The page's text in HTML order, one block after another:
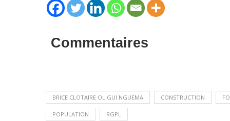
Commentaires
BRICE CLOTAIRE OLIGUI NGUEMA CONSTRUCTION
POPULATION RGPL